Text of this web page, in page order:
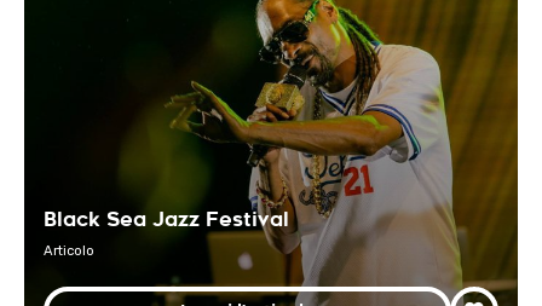
Black Sea Jazz Festival
Articolo